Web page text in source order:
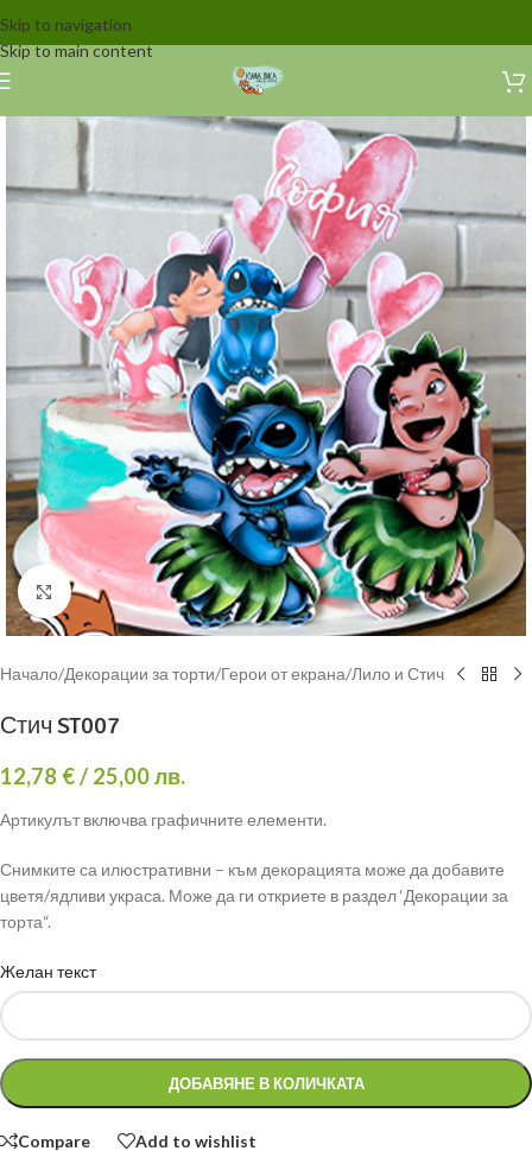
Skip to navigation
Skip to main content
Click to enlarge
Начало/Декорации за торти/Герои от екрана/Лило и Стич
Стич ST007
12,78 €/ 25,00 лв.
Артикулът включва графичните елементи.
Снимките са илюстративни – към декорацията може да добавите
цветя/ядливи украса. Може да ги откриете в раздел ‘Декорации за
торта“.
Желан текст
ДОБАВЯНЕ В КОЛИЧКАТА
Compare Add to wishlist